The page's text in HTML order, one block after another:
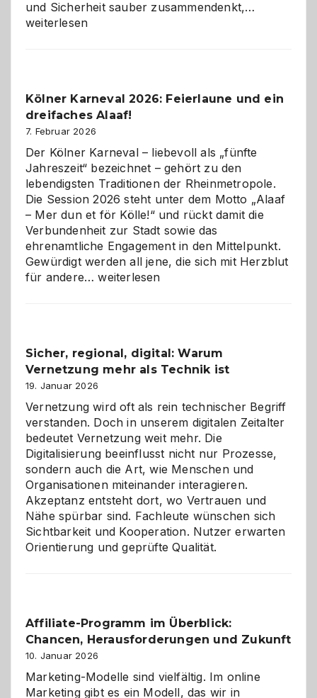
und Sicherheit sauber zusammendenkt,…
geworden
weiterlesen
Kölner Karneval 2026: Feierlaune und ein
dreifaches Alaaf!
7. Februar 2026
Der Kölner Karneval – liebevoll als „fünfte
Jahreszeit“ bezeichnet – gehört zu den
lebendigsten Traditionen der Rheinmetropole.
Die Session 2026 steht unter dem Motto „Alaaf
– Mer dun et för Kölle!“ und rückt damit die
Verbundenheit zur Stadt sowie das
ehrenamtliche Engagement in den Mittelpunkt.
Gewürdigt werden all jene, die sich mit Herzblut
für andere…Kölner
ein
dreifaches
Alaaf!
weiterlesen
Sicher, regional, digital: Warum
Vernetzung mehr als Technik ist
19. Januar 2026
Vernetzung wird oft als rein technischer Begriff
verstanden. Doch in unserem digitalen Zeitalter
bedeutet Vernetzung weit mehr. Die
Digitalisierung beeinflusst nicht nur Prozesse,
sondern auch die Art, wie Menschen und
Organisationen miteinander interagieren.
Akzeptanz entsteht dort, wo Vertrauen und
Nähe spürbar sind. Fachleute wünschen sich
Sichtbarkeit und Kooperation. Nutzer erwarten
Orientierung und geprüfte Qualität.
Affiliate-Programm im Überblick:
Chancen, Herausforderungen und Zukunft
10. Januar 2026
Marketing-Modelle sind vielfältig. Im online
Marketing gibt es ein Modell, das wir in